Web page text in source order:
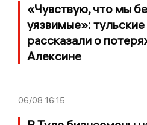
«Чувствую, что мы
уязвимые»:
рассказали о
Алексине
06/08 16:15